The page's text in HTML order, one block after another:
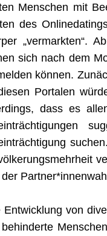
Menschen mit
des
„vermarkten“.
sich nach dem
können.
Portalen
dass es
Entwicklung von